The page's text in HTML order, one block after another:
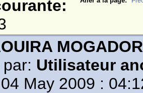
MOGADOR
Utilisateur
May 2009 :